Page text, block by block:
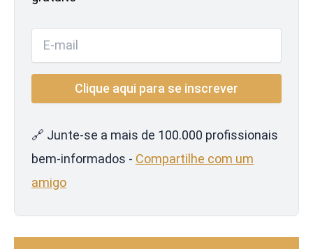
🔗 Junte-se a mais de 100.000 profissionais
bem-informados - Compartilhe com um
amigo